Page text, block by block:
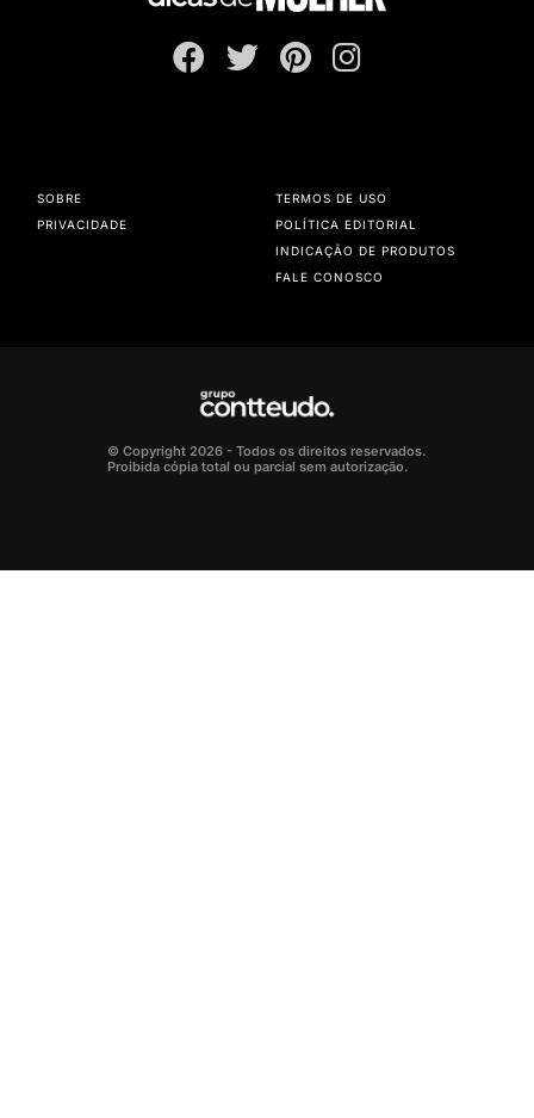
SOBRE
PRIVACIDADE
TERMOS DE USO
POLÍTICA EDITORIAL
INDICAÇÃO DE PRODUTOS
FALE CONOSCO
© Copyright 2026 - Todos os direitos reservados.
Proibida cópia total ou parcial sem autorização.